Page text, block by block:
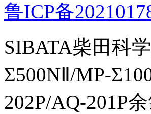
鲁ICP备
SIBATA柴田科
Σ500NⅡ/MP-
202P/AQ-201P